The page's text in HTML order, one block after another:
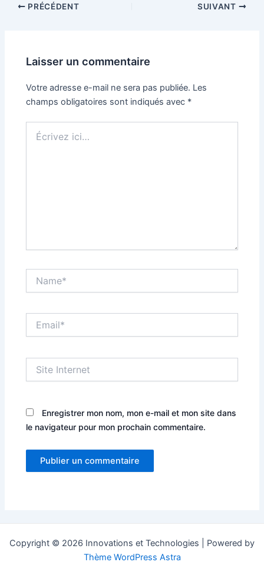
NavigationPRÉCÉDENT SUIVANT
Laisser un commentaire
Votre adresse e-mail ne sera pas publiée. Les
champs obligatoires sont indiqués avec *
ici…
Internet
Enregistrer mon nom, mon e-mail et mon site dans
le navigateur pour mon prochain commentaire.
Copyright © 2026 Innovations et Technologies | Powered by
Thème WordPress Astra